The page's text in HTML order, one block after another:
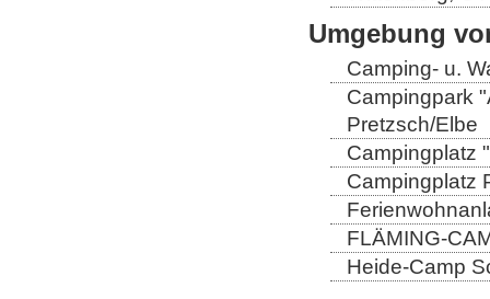
Umgebung
Camping- u.
Campingpark
Pretzsch/Elbe
Campingplatz
Campingplatz
FLÄMING-
Heide-Camp